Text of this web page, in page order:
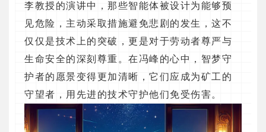
李教授的演讲中，那些智能体被设计为能够预
见危险，主动采取措施避免悲剧的发生，这不
仅仅是技术上的突破，更是对于劳动者尊严与
生命安全的深刻尊重。在冯峰的心中，智梦守
护者的愿景变得更加清晰，它们应成为矿工的
守望者，用先进的技术守护他们免受伤害。